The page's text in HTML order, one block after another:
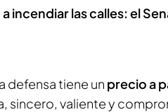
incendiar las calles: el
defensa tiene un precio a
sincero, valiente y